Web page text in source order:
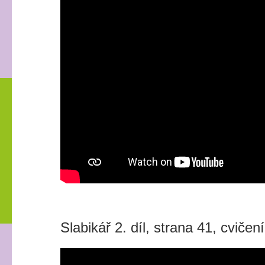
Slabikář 2. díl, strana 41,